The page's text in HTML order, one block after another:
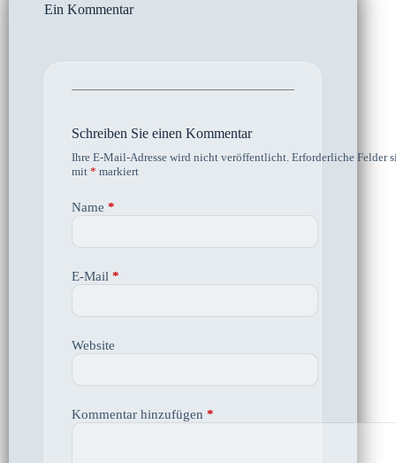
Ein Kommentar
Schreiben Sie einen Kommentar
Ihre E-Mail-Adresse wird nicht veröffentlicht. Erforderliche Felder
mit * markiert
Name *
E-Mail *
Website
Kommentar hinzufügen *